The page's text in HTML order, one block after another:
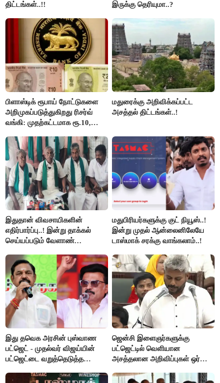
திட்டங்கள்..!!
இருக்கு தெரியுமா..?
பிளாஸ்டிக் ரூபாய் நோட்டுகளை
அறிமுகப்படுத்துகிறது ரிசர்வ்
வங்கி: முதற்கட்டமாக ரூ.10,
மதுரைக்கு அறிவிக்கப்பட்ட
அசத்தல் திட்டங்கள்..!
இதுதான் விவசாயிகளின்
எதிர்பார்ப்பு..! இன்று தாக்கல்
செய்யப்படும் வேளாண்
கோரிக்கை!
மதுபிரியர்களுக்கு குட் நியூஸ்..!
இன்று முதல் ஆன்லைனிலேயே
டாஸ்மாக் சரக்கு வாங்கலாம்..!
இது தவெக அரசின் புஸ்வாண
பட்ஜெட் - முதல்வர் விஜய்யின்
பட்ஜெட்டை வறுத்தெடுத்த
ஜென்சி இளைஞர்களுக்கு
பட்ஜெட்டில் வெளியான
அசத்தலான அறிவிப்புகள் ஒர்